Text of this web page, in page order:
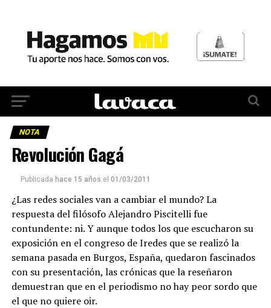
NOTA
Revolución Gagá
Publicada hace 15 años el 01/03/2011
¿Las redes sociales van a cambiar el mundo? La
respuesta del filósofo Alejandro Piscitelli fue
contundente: ni. Y aunque todos los que escucharon su
exposición en el congreso de Iredes que se realizó la
semana pasada en Burgos, España, quedaron fascinados
con su presentación, las crónicas que la reseñaron
demuestran que en el periodismo no hay peor sordo que
el que no quiere oir.